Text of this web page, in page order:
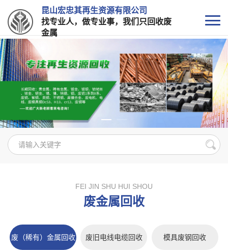
昆山宏忠其再生资源有限公司
找专业人，做专业事，我们只回收废
金属
FEI JIN SHU HUI SHOU
废金属回收
废（稀有）金属回收 废旧电线电缆回收 模具废钢回收